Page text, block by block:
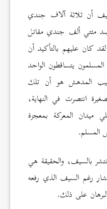
أن ثلاثة آلاف جندي
مئتي ألف جندي مقاتل
كان عليهم بالتأكيد أن
يتساقطون الواحد
المدهش هو أن تلك
انتصرت في النهاية،
ميدان المعركة بمعجزة
المسلم.
بالسيف، والحقيقة هي
رغم السيف الذي رفعه
على ذلك.